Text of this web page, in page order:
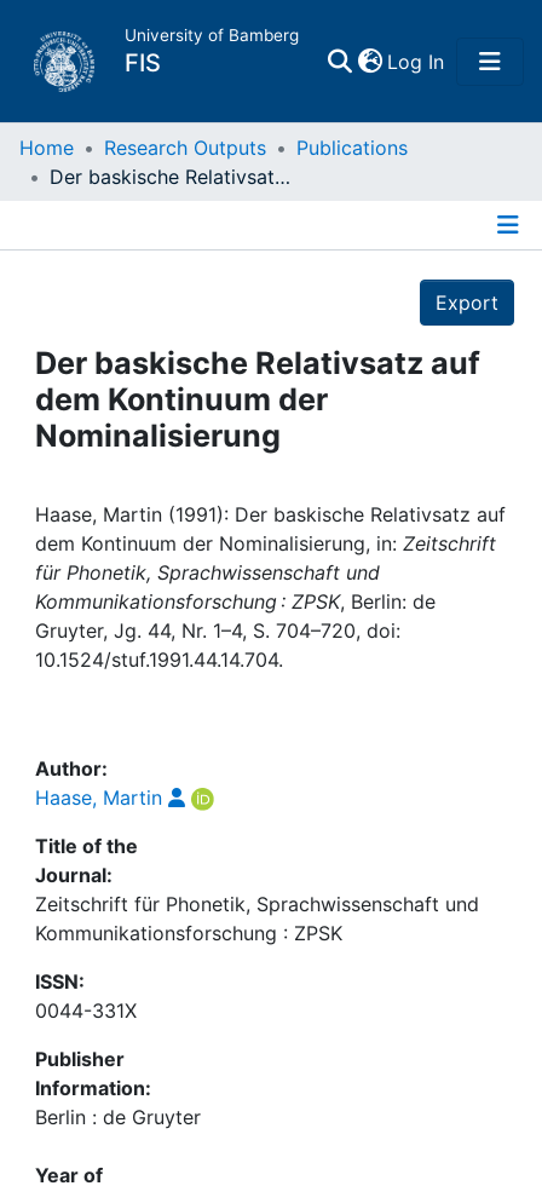
University of Bamberg
FIS Log In(current)
Home
Projects
People
Awards
My FIS
Help
Home Research Outputs
Publications
Der baskische Relativsatz auf dem Kontinuum der Nominalisierung
Export
Der baskische Relativsatz auf
dem Kontinuum der
Nominalisierung
Haase, Martin (1991): Der baskische Relativsatz auf
dem Kontinuum der Nominalisierung, in: Zeitschrift
für Phonetik, Sprachwissenschaft und
Kommunikationsforschung : ZPSK, Berlin: de
Gruyter, Jg. 44, Nr. 1–4, S. 704–720, doi:
10.1524/stuf.1991.44.14.704.
Author:
Haase, Martin
Title of the
Journal:
Zeitschrift für Phonetik, Sprachwissenschaft und
Kommunikationsforschung : ZPSK
ISSN:
0044-331X
Publisher
Information:
Berlin : de Gruyter
Year of